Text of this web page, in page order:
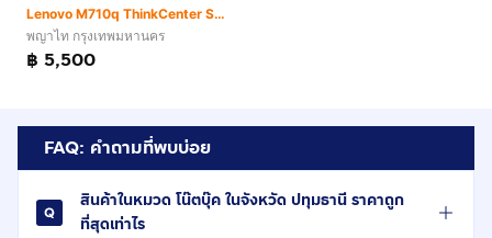
Lenovo M710q ThinkCenter SSF (แค่ Harddisk ก็ คุ้มแล้ว)
พญาไท กรุงเทพมหานคร
฿ 5,500
FAQ: คำถามที่พบบ่อย
สินค้าในหมวด โน๊ตบุ๊ค ในจังหวัด ปทุมธานี ราคาถูก
ที่สุดเท่าไร